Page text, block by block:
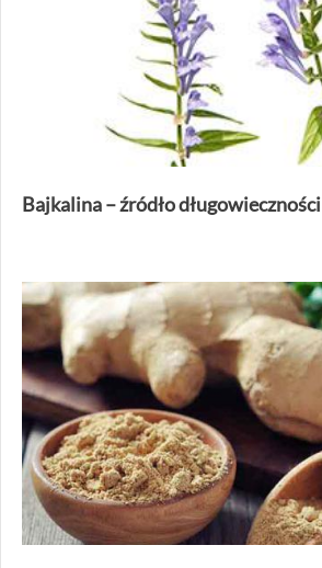
Bajkalina – źródło długowieczności